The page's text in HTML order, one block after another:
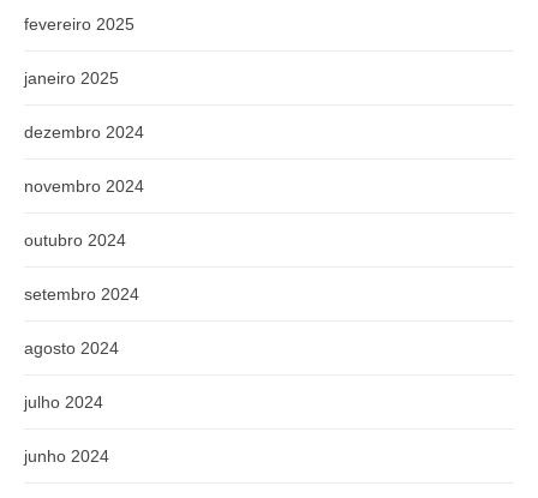
fevereiro 2025
janeiro 2025
dezembro 2024
novembro 2024
outubro 2024
setembro 2024
agosto 2024
julho 2024
junho 2024